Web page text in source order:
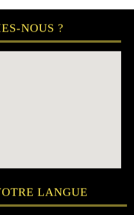
NOUS ?
LANGUE